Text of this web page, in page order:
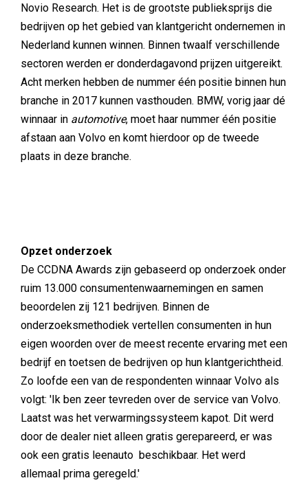
Novio Research. Het is de grootste publieksprijs die
bedrijven op het gebied van klantgericht ondernemen in
Nederland kunnen winnen. Binnen twaalf verschillende
sectoren werden er donderdagavond prijzen uitgereikt.
Acht merken hebben de nummer één positie binnen hun
branche in 2017 kunnen vasthouden. BMW, vorig jaar dé
winnaar in automotive, moet haar nummer één positie
afstaan aan Volvo en komt hierdoor op de tweede
plaats in deze branche.
Opzet onderzoek
De CCDNA Awards zijn gebaseerd op onderzoek onder
ruim 13.000 consumentenwaarnemingen en samen
beoordelen zij 121 bedrijven. Binnen de
onderzoeksmethodiek vertellen consumenten in hun
eigen woorden over de meest recente ervaring met een
bedrijf en toetsen de bedrijven op hun klantgerichtheid.
Zo loofde een van de respondenten winnaar Volvo als
volgt: 'Ik ben zeer tevreden over de service van Volvo.
Laatst was het verwarmingssysteem kapot. Dit werd
door de dealer niet alleen gratis gerepareerd, er was
ook een gratis leenauto beschikbaar. Het werd
allemaal prima geregeld.'